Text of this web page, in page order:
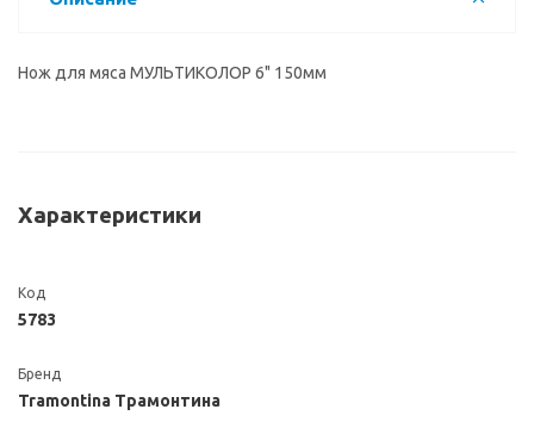
Нож для мяса МУЛЬТИКОЛОР 6" 150мм
Характеристики
Код
5783
Бренд
Tramontina Трамонтина